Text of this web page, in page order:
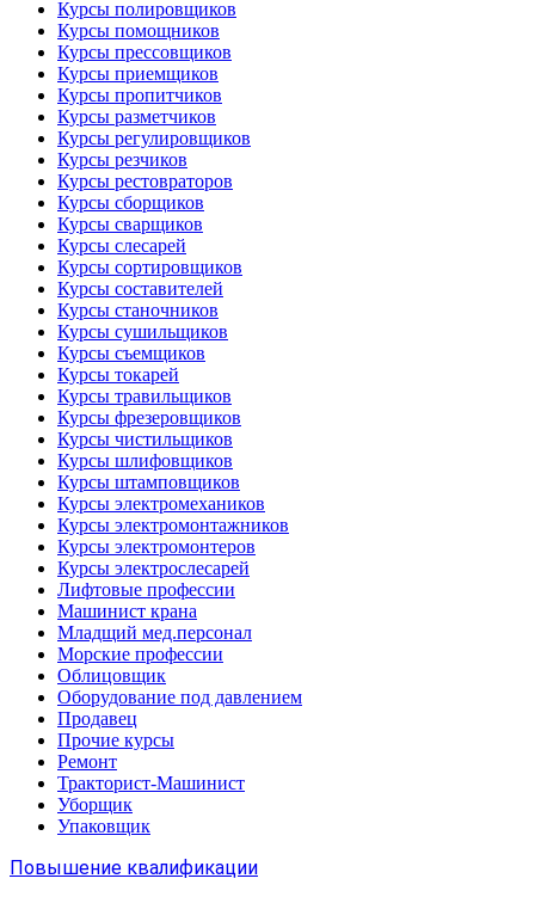
Курсы полировщиков
Курсы помощников
Курсы прессовщиков
Курсы приемщиков
Курсы пропитчиков
Курсы разметчиков
Курсы регулировщиков
Курсы резчиков
Курсы рестовраторов
Курсы сборщиков
Курсы сварщиков
Курсы слесарей
Курсы сортировщиков
Курсы составителей
Курсы станочников
Курсы сушильщиков
Курсы съемщиков
Курсы токарей
Курсы травильщиков
Курсы фрезеровщиков
Курсы чистильщиков
Курсы шлифовщиков
Курсы штамповщиков
Курсы электромехаников
Курсы электромонтажников
Курсы электромонтеров
Курсы электрослесарей
Лифтовые профессии
Машинист крана
Младщий мед.персонал
Морские профессии
Облицовщик
Оборудование под давлением
Продавец
Прочие курсы
Ремонт
Тракторист-Машинист
Уборщик
Упаковщик
Повышение квалификации